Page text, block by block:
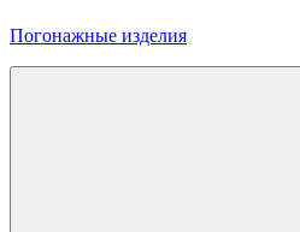
Погонажные изделия